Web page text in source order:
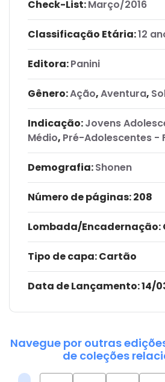
Check-List:Março/2016
Classificação Etária:12
Editora:Panini
Gênero:Ação,Aventura,
Indicação:Jovens
Médio, Pré-Adolescentes -
Demografia:Shonen
Número de páginas: 208
Lombada/Encadernação:
Tipo de capa:Cartão
Data de Lançamento:14/
Navegue por outras
de coleções